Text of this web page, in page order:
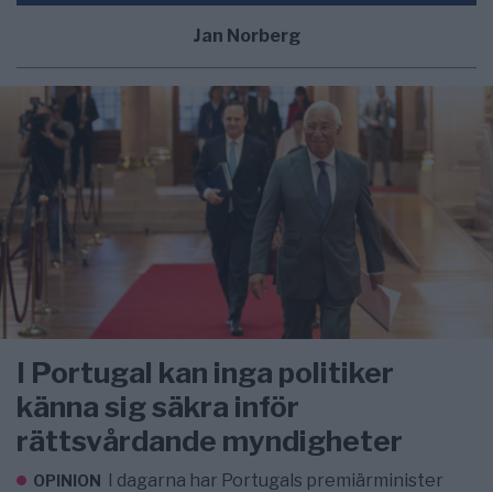
Jan Norberg
I Portugal kan inga politiker
känna sig säkra inför
rättsvårdande myndigheter
OPINION I dagarna har Portugals premiärminister